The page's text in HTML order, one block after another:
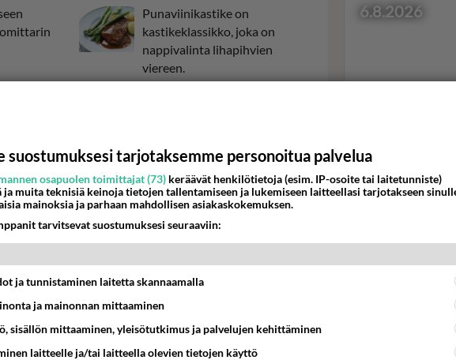
Punaviinikastike on
kastikeklassikko, joka on
nappivalinta lihapihvien
viereen.
on
6.8.2026
Valitse oma
KASARI
suostumuksesi tarjotaksemme personoitua palvelua
osapuolen toimittajat (73) keräävät henkilötietoja (esim. IP-osoite tai laitetunniste)
ja muita teknisiä keinoja tietojen tallentamiseen ja lukemiseen laitteellasi tarjotakseen
mainoksia ja parhaan mahdollisen asiakaskokemuksen.
tarvitsevat suostumuksesi seuraaviin:
ja tunnistaminen laitetta skannaamalla
ja mainonnan mittaaminen
sisällön mittaaminen, yleisötutkimus ja palvelujen kehittäminen
laitteelle ja/tai laitteella olevien tietojen käyttö